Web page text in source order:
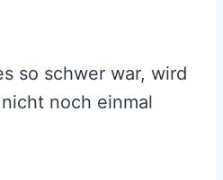
so schwer war, wird
noch einmal